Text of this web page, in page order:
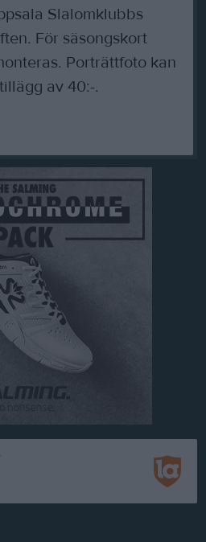
Slalomklubbs
För säsongskort
Porträttfoto kan
av 40:-.